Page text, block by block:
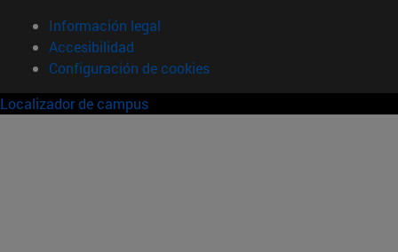
Información legal
Accesibilidad
Configuración de cookies
Localizador de campus